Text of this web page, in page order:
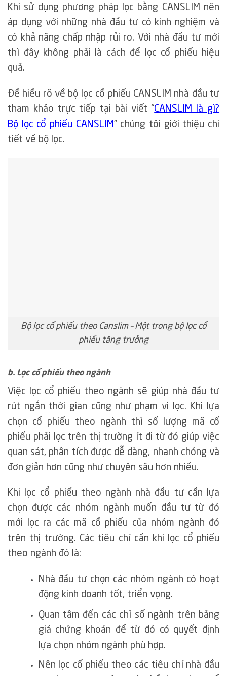
Khi sử dụng phương pháp lọc bằng CANSLIM nên
áp dụng với những nhà đầu tư có kinh nghiệm và
có khả năng chấp nhập rủi ro. Với nhà đầu tư mới
thì đây không phải là cách để lọc cổ phiếu hiệu
quả.
Để hiểu rõ về bộ lọc cổ phiếu CANSLIM nhà đầu tư
tham khảo trực tiếp tại bài viết “CANSLIM là gì?
Bộ lọc cổ phiếu CANSLIM” chúng tôi giới thiệu chi
tiết về bộ lọc.
Bộ lọc cổ phiếu theo Canslim – Một trong bộ lọc cổ
phiếu tăng trưởng
b. Lọc cổ phiếu theo ngành
Việc lọc cổ phiếu theo ngành sẽ giúp nhà đầu tư
rút ngắn thời gian cũng như phạm vi lọc. Khi lựa
chọn cổ phiếu theo ngành thì số lượng mã cố
phiếu phải lọc trên thị trường ít đi từ đó giúp việc
quan sát, phân tích được dễ dàng, nhanh chóng và
đơn giản hơn cũng như chuyên sâu hơn nhiều.
Khi lọc cổ phiếu theo ngành nhà đầu tư cần lựa
chọn được các nhóm ngành muốn đầu tư từ đó
mới lọc ra các mã cổ phiếu của nhóm ngành đó
trên thị trường. Các tiêu chí cần khi lọc cổ phiếu
theo ngành đó là:
Nhà đầu tư chọn các nhóm ngành có hoạt
động kinh doanh tốt, triển vọng.
Quan tâm đến các chỉ số ngành trên bảng
giá chứng khoán để từ đó có quyết định
lựa chọn nhóm ngành phù hợp.
Nên lọc cố phiếu theo các tiêu chí nhà đầu